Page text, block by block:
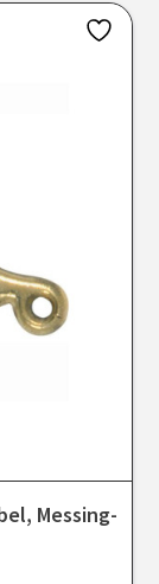
Messing-